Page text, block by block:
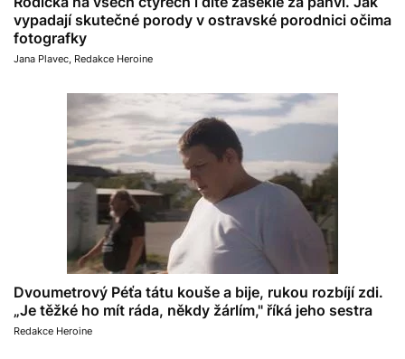
vypadají skutečné porody v ostravské porodnici očima
fotografky
Jana Plavec, Redakce Heroine
Dvoumetrový Péťa tátu kouše a bije, rukou rozbíjí zdi.
„Je těžké ho mít ráda, někdy žárlím," říká jeho sestra
Redakce Heroine